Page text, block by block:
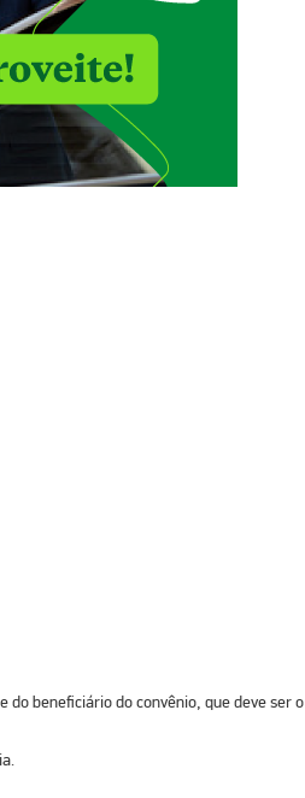
beneficiário do convênio, que deve ser o